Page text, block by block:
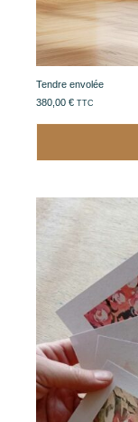
Tendre envolée
380,00 € TTC